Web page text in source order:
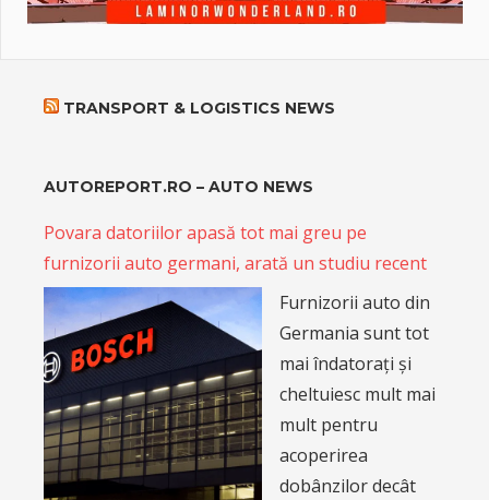
TRANSPORT & LOGISTICS NEWS
AUTOREPORT.RO – AUTO NEWS
Povara datoriilor apasă tot mai greu pe
furnizorii auto germani, arată un studiu recent
Furnizorii auto din
Germania sunt tot
mai îndatorați și
cheltuiesc mult mai
mult pentru
acoperirea
dobânzilor decât